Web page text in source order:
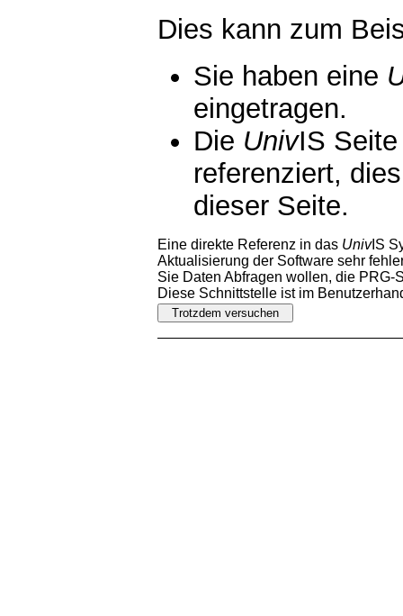
Dies kann zum
Sie haben eine
eingetragen.
Die UnivIS
referenziert,
dieser Seite.
Eine direkte Referenz in das UnivIS
Aktualisierung der Software sehr
Sie Daten Abfragen wollen, die PRG-
Diese Schnittstelle ist im